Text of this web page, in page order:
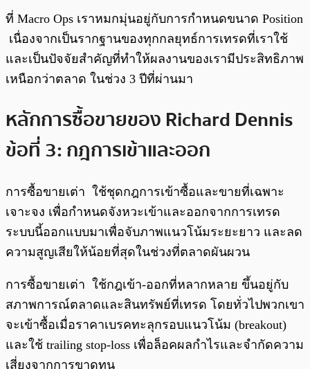
ที่ Macro Ops เราหมกมุ่นอยู่กับการกำหนดขนาด Position
เนื่องจากเป็นรากฐานของทุกกลยุทธ์การเทรดที่เราใช้
และเป็นปัจจัยสำคัญที่ทำให้ผลงานของเรามีประสิทธิภาพ
เหนือกว่าตลาด ในช่วง 3 ปีที่ผ่านมา
หลักการซื้อขายของ Richard Dennis
ข้อที่ 3: กฎการเข้าและออก
การซื้อขายเต่า ใช้ชุดกฎการเข้าซื้อและขายที่เฉพาะ
เจาะจง เพื่อกำหนดจังหวะเข้าและออกจากการเทรด
ระบบนี้ออกแบบมาเพื่อจับภาพแนวโน้มระยะยาว และลด
ความสูญเสียให้น้อยที่สุดในช่วงที่ตลาดผันผวน
การซื้อขายเต่า ใช้กฎเข้า-ออกที่หลากหลาย ขึ้นอยู่กับ
สภาพการณ์ตลาดและสินทรัพย์ที่เทรด โดยทั่วไปพวกเขา
จะเข้าซื้อเมื่อราคาเบรคทะลุกรอบแนวโน้ม (breakout)
และใช้ trailing stop-loss เพื่อล็อคผลกำไรและจำกัดความ
เสี่ยงจากการขาดทุน